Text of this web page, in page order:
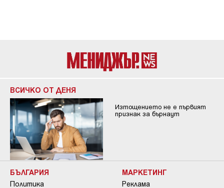
ВСИЧКО ОТ ДЕНЯ
Изтощението не е първият
признак за бърнаут
БЪЛГАРИЯ
Политика
МАРКЕТИНГ
Реклама